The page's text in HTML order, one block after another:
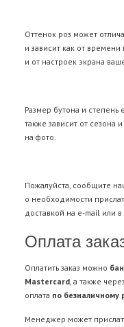
Оттенок роз может
и зависит как от
и от настроек экрана
Размер бутона и степень
также зависит от сезона
на фото.
Пожалуйста, сообщите
о необходимости
доставкой на e-mail или
Оплата
Оплатить заказ можно
Mastercard, а также через
оплата по безналичному
Менеджер может